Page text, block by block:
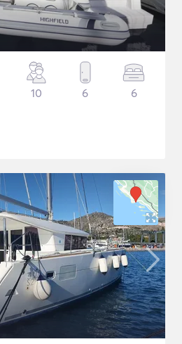
10 6 6